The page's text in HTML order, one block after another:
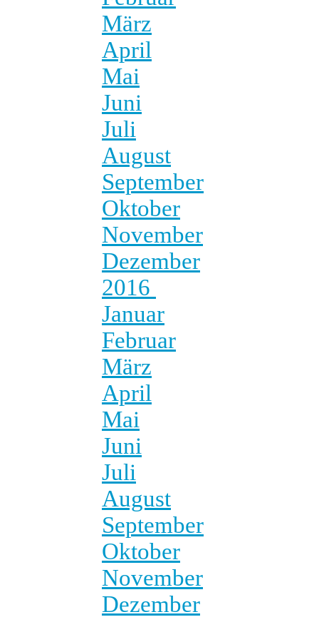
März
April
Mai
Juni
Juli
August
September
Oktober
November
Dezember
2016
Januar
Februar
März
April
Mai
Juni
Juli
August
September
Oktober
November
Dezember